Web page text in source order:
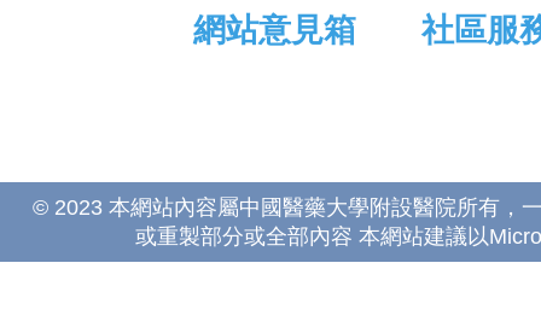
網站意見箱 社區服
© 2023 本網站內容屬中國醫藥大學附設醫院所有，
或重製部分或全部內容 本網站建議以